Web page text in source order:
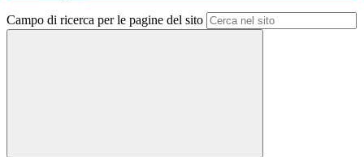
Campo di ricerca per le pagine del sito